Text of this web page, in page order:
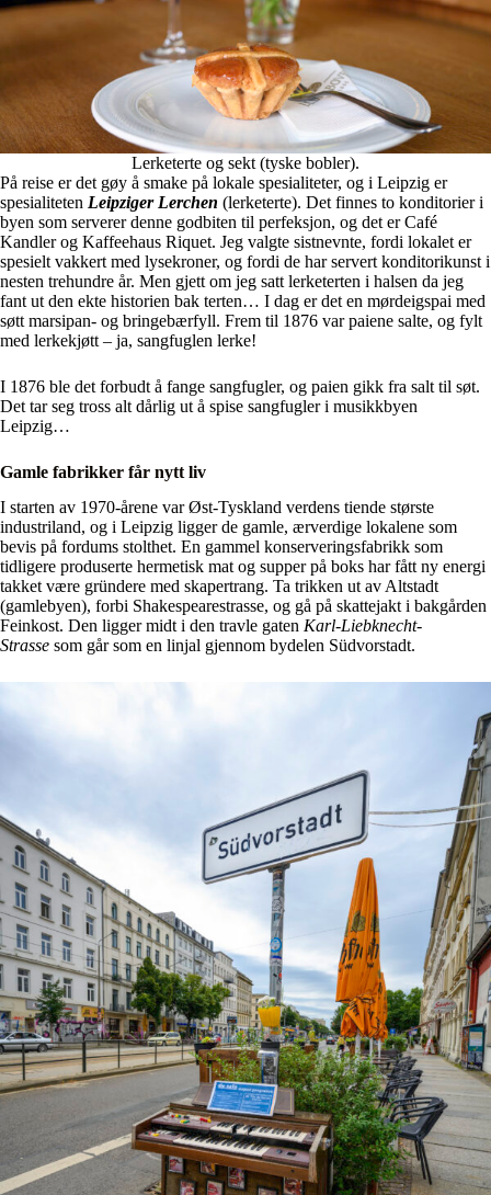
Lerketerte og sekt (tyske bobler).
På reise er det gøy å smake på lokale spesialiteter, og i Leipzig er
spesialiteten Leipziger Lerchen (lerketerte). Det finnes to konditorier i
byen som serverer denne godbiten til perfeksjon, og det er Café
Kandler og Kaffeehaus Riquet. Jeg valgte sistnevnte, fordi lokalet er
spesielt vakkert med lysekroner, og fordi de har servert konditorikunst i
nesten trehundre år. Men gjett om jeg satt lerketerten i halsen da jeg
fant ut den ekte historien bak terten… I dag er det en mørdeigspai med
søtt marsipan- og bringebærfyll. Frem til 1876 var paiene salte, og fylt
med lerkekjøtt – ja, sangfuglen lerke!
I 1876 ble det forbudt å fange sangfugler, og paien gikk fra salt til søt.
Det tar seg tross alt dårlig ut å spise sangfugler i musikkbyen
Leipzig…
Gamle fabrikker får nytt liv
I starten av 1970-årene var Øst-Tyskland verdens tiende største
industriland, og i Leipzig ligger de gamle, ærverdige lokalene som
bevis på fordums stolthet. En gammel konserveringsfabrikk som
tidligere produserte hermetisk mat og supper på boks har fått ny energi
takket være gründere med skapertrang. Ta trikken ut av Altstadt
(gamlebyen), forbi Shakespearestrasse, og gå på skattejakt i bakgården
Feinkost. Den ligger midt i den travle gaten Karl-Liebknecht-
Strasse som går som en linjal gjennom bydelen Südvorstadt.